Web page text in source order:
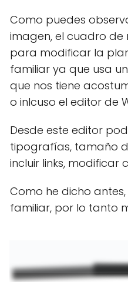
Como puedes
imagen, el cuadro
para modificar la
familiar ya que usa
que nos tiene
o inlcuso el editor de
Desde este editor
tipografías, tamaño
incluir links, modificar
Como he dicho
familiar, por lo tanto